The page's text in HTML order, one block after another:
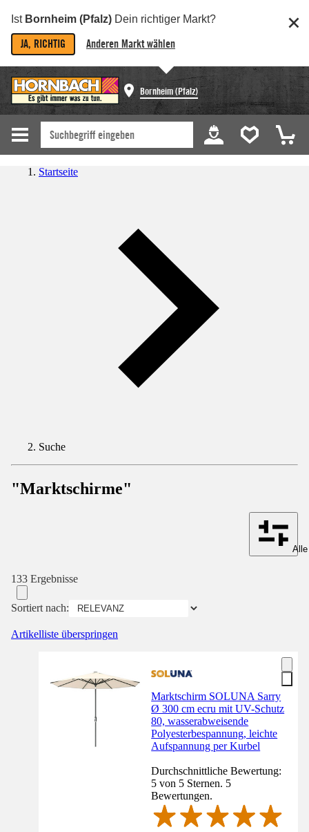
Ist Bornheim (Pfalz) Dein richtiger Markt?
JA, RICHTIG Anderen Markt wählen
Bornheim (Pfalz)
Startseite
Suche
"Marktschirme"
133 Ergebnisse
Sortiert nach:
Artikelliste überspringen
Marktschirm SOLUNA Sarry
Ø 300 cm ecru mit UV-Schutz
80, wasserabweisende
Polyesterbespannung, leichte
Aufspannung per Kurbel
Durchschnittliche Bewertung:
5 von 5 Sternen. 5
Bewertungen.